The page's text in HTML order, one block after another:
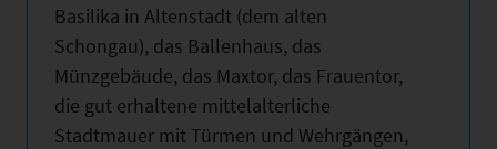
Basilika in Altenstadt (dem alten
Schongau), das Ballenhaus, das
Münzgebäude, das Maxtor, das Frauentor,
die gut erhaltene mittelalterliche
Stadtmauer mit Türmen und Wehrgängen,